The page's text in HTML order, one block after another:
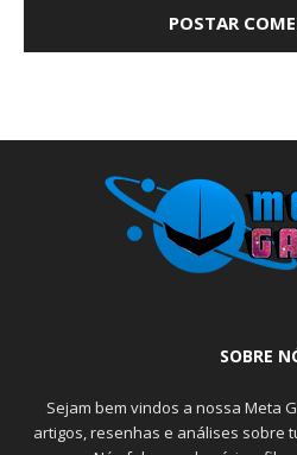
SOBRE
Sejam bem vindos a nossa Meta
artigos, resenhas e análises sobre